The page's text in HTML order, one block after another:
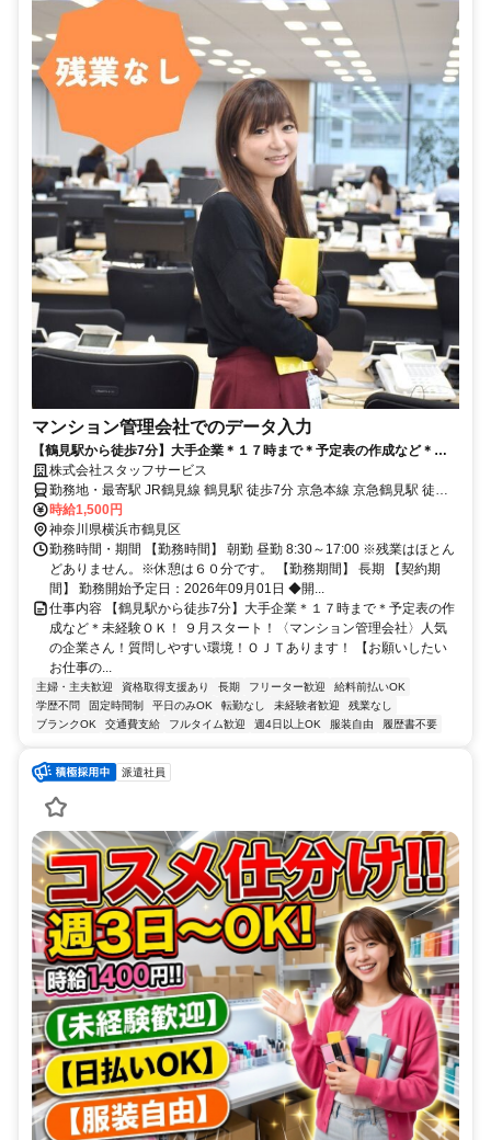
マンション管理会社でのデータ入力
【鶴見駅から徒歩7分】大手企業＊１７時まで＊予定表の作成など＊未
経験ＯＫ！
株式会社スタッフサービス
勤務地・最寄駅 JR鶴見線 鶴見駅 徒歩7分 京急本線 京急鶴見駅 徒歩7
分
時給1,500円
神奈川県横浜市鶴見区
勤務時間・期間 【勤務時間】 朝勤 昼勤 8:30～17:00 ※残業はほとん
どありません。※休憩は６０分です。 【勤務期間】 長期 【契約期
間】 勤務開始予定日：2026年09月01日 ◆開...
仕事内容 【鶴見駅から徒歩7分】大手企業＊１７時まで＊予定表の作
成など＊未経験ＯＫ！ ９月スタート！〈マンション管理会社〉人気
の企業さん！質問しやすい環境！ＯＪＴあります！ 【お願いしたい
お仕事の...
主婦・主夫歓迎 資格取得支援あり 長期 フリーター歓迎
給料前払いOK
学歴不問
固定時間制 平日のみOK 転勤なし 未経験者歓迎
残業なし
ブランクOK
交通費支給 フルタイム歓迎 週4日以上OK 服装自由 履歴書不要
派遣社員